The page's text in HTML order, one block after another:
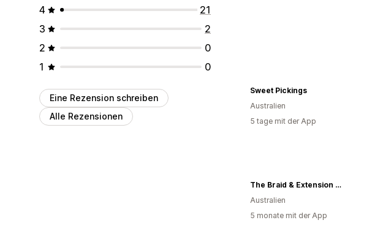
4
21
3
2
2
0
1
0
Eine Rezension schreiben
Alle Rezensionen
Sweet Pickings
Australien
5 tage mit der App
The Braid & Extension Besties
Australien
5 monate mit der App